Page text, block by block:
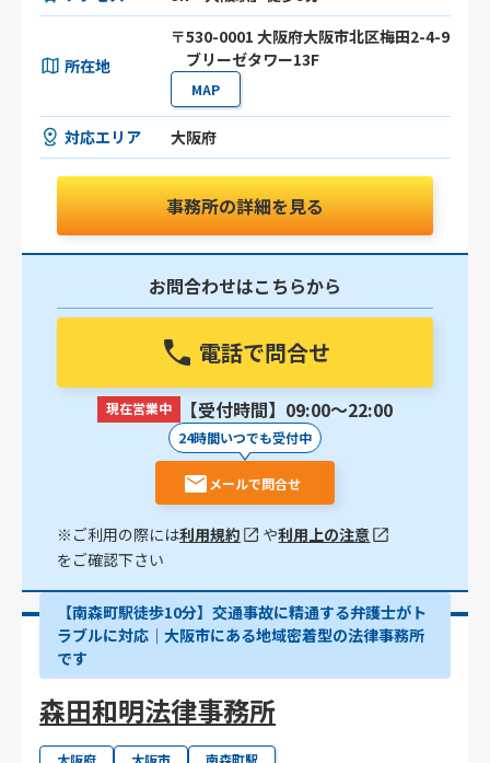
所在地
〒530-0001 大阪府大阪市北区梅田2-4-9
ブリーゼタワー13F
MAP
対応エリア 大阪府
事務所の詳細を見る
お問合わせはこちらから
電話で問合せ
現在営業中 【受付時間】09:00〜22:00
24時間いつでも受付中
メールで問合せ
※ご利用の際には利用規約 や利用上の注意
をご確認下さい
【南森町駅徒歩10分】交通事故に精通する弁護士がト
ラブルに対応｜大阪市にある地域密着型の法律事務所
です
森田和明法律事務所
大阪府 大阪市 南森町駅